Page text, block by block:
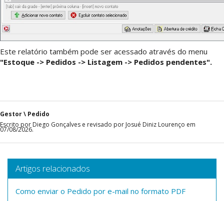
Este relatório também pode ser acessado através do menu
"Estoque -> Pedidos -> Listagem -> Pedidos pendentes".
Gestor \ Pedido
Escrito por Diego Gonçalves e revisado por Josué Diniz Lourenço em
07/08/2026.
Artigos relacionados
Como enviar o Pedido por e-mail no formato PDF